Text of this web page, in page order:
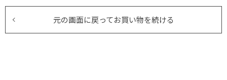
元の画面に戻ってお買い物を続ける